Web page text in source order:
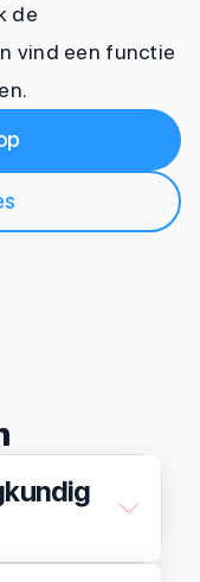
de
vind een functie